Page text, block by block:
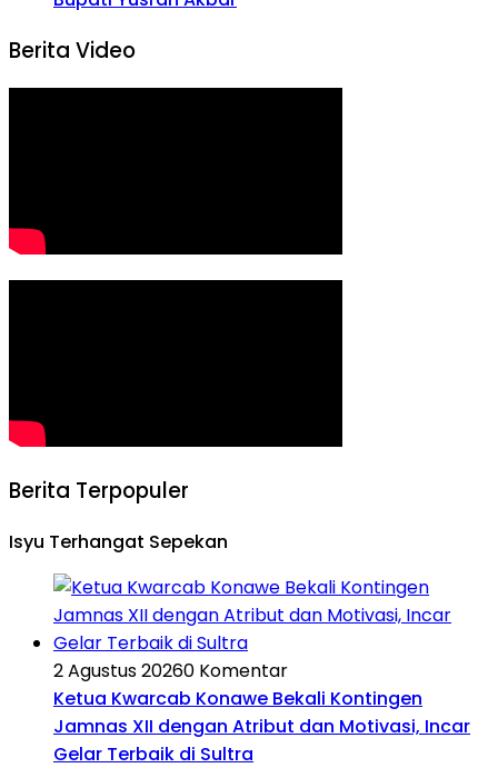
Berita Video
Berita Terpopuler
Isyu Terhangat Sepekan
2 Agustus 20260 Komentar
Ketua Kwarcab Konawe Bekali Kontingen
Jamnas XII dengan Atribut dan Motivasi, Incar
Gelar Terbaik di Sultra